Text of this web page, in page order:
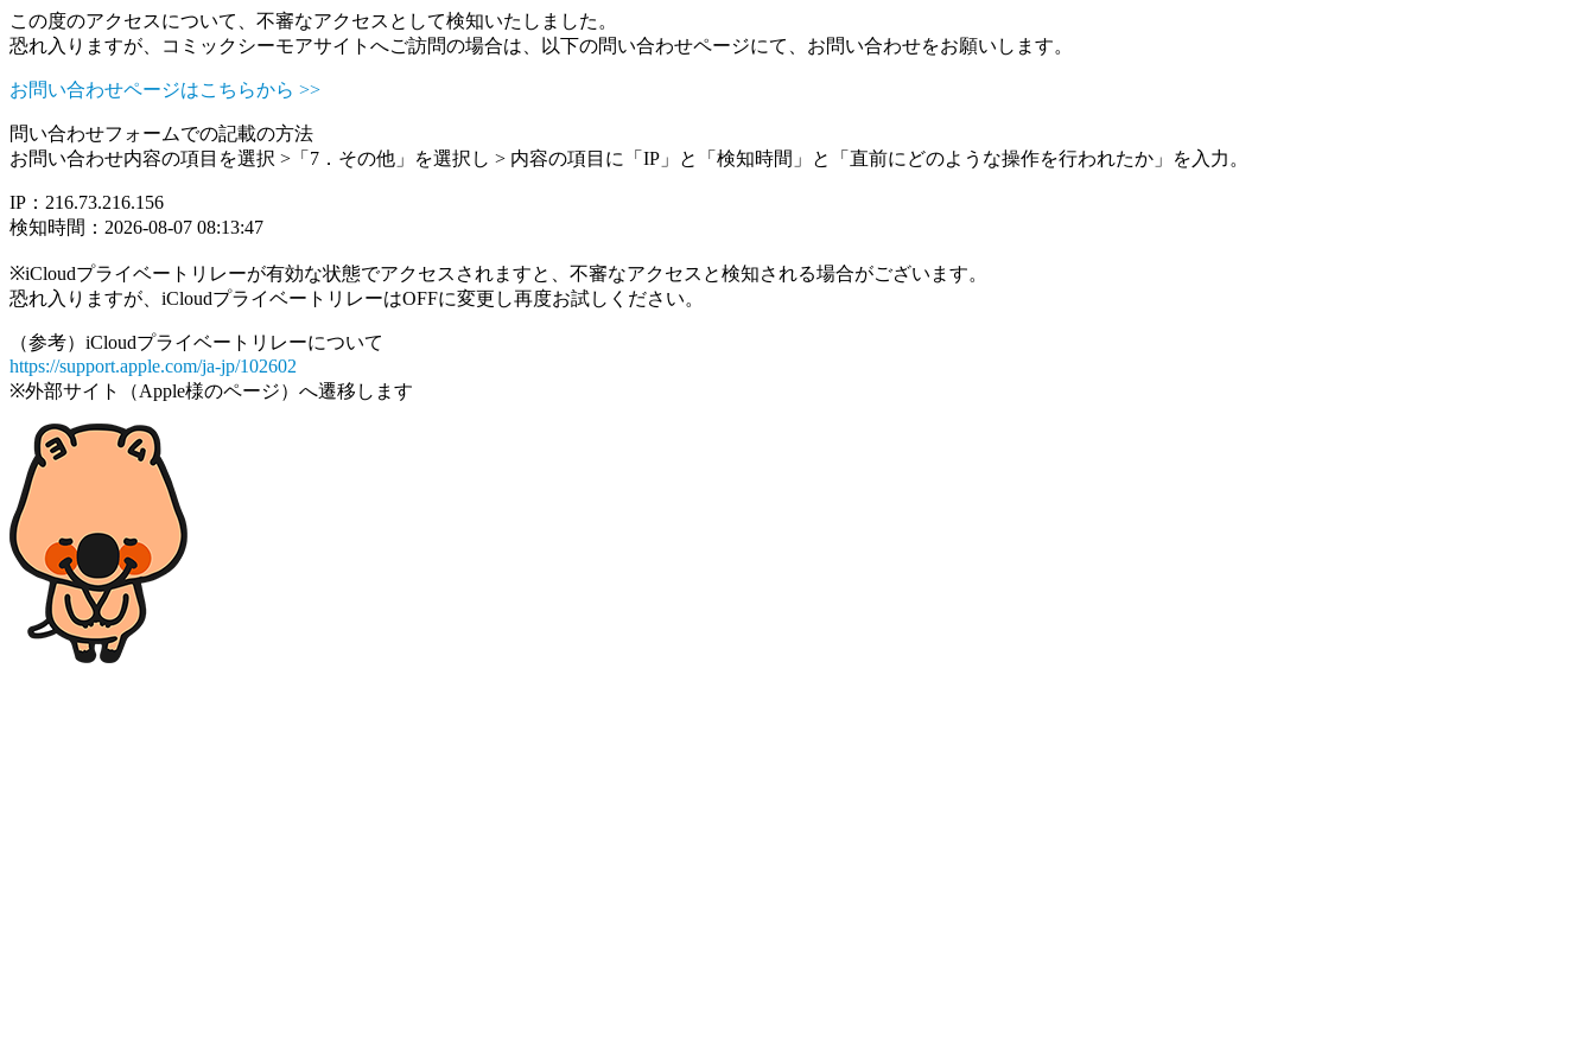
この度のアクセスについて、不審なアクセスとして検知いたしました。
恐れ入りますが、コミックシーモアサイトへご訪問の場合は、以下の問い合わせページにて、お問い合わせをお願いします。
お問い合わせページはこちらから >>
問い合わせフォームでの記載の方法
お問い合わせ内容の項目を選択 >「7．その他」を選択し > 内容の項目に「IP」と「検知時間」と「直前にどのような操作を行われたか」を入力。
IP：216.73.216.156
検知時間：2026-08-07 08:13:47
※iCloudプライベートリレーが有効な状態でアクセスされますと、不審なアクセスと検知される場合がございます。
恐れ入りますが、iCloudプライベートリレーはOFFに変更し再度お試しください。
（参考）iCloudプライベートリレーについて
https://support.apple.com/ja-jp/102602
※外部サイト（Apple様のページ）へ遷移します